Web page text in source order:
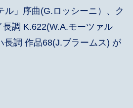
ル」序曲(G.ロッシーニ）、ク
調 K.622(W.A.モーツァル
長調 作品68(J.ブラームス) が